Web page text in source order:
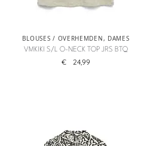
BLOUSES / OVERHEMDEN, DAMES
VMKIKI S/L O-NECK TOP JRS BTQ
€ 24,99